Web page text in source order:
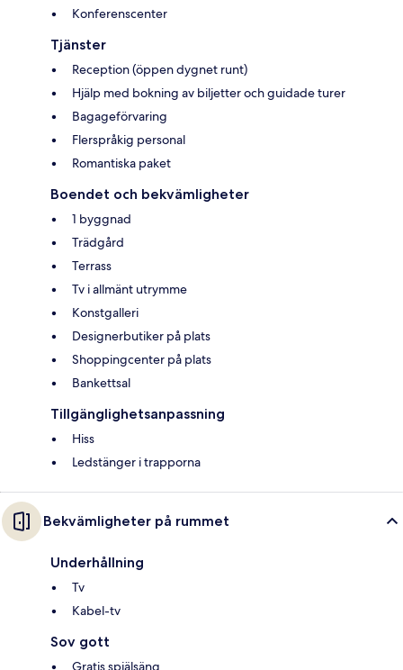
Konferenscenter
Tjänster
Reception (öppen dygnet runt)
Hjälp med bokning av biljetter och guidade turer
Bagageförvaring
Flerspråkig personal
Romantiska paket
Boendet och bekvämligheter
1 byggnad
Trädgård
Terrass
Tv i allmänt utrymme
Konstgalleri
Designerbutiker på plats
Shoppingcenter på plats
Bankettsal
Tillgänglighetsanpassning
Hiss
Ledstänger i trapporna
Bekvämligheter på rummet
Underhållning
Tv
Kabel-tv
Sov gott
Gratis spjälsäng